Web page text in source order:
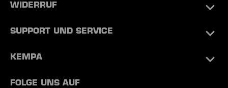
WIDERRUF
SUPPORT UND SERVICE
KEMPA
FOLGE UNS AUF